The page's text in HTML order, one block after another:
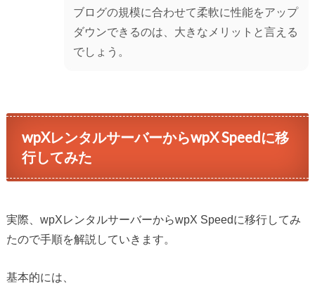
ブログの規模に合わせて柔軟に性能をアップ
ダウンできるのは、大きなメリットと言える
でしょう。
wpXレンタルサーバーからwpX Speedに移
行してみた
実際、wpXレンタルサーバーからwpX Speedに移行してみ
たので手順を解説していきます。
基本的には、